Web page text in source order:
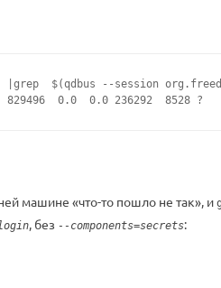
|grep  $(qdbus --session
829496  0.0  0.0 236292  8528 ?
машине «что-то пошло не так», и
, без --components=secrets: